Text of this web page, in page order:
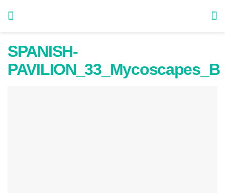
SPANISH-
PAVILION_33_Mycoscapes_B